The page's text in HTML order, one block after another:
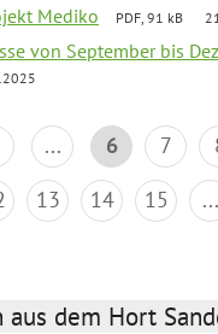
Mediko PDF, 91 kB
von September bis
... 6 7
13 14 15 ...
dem Hort